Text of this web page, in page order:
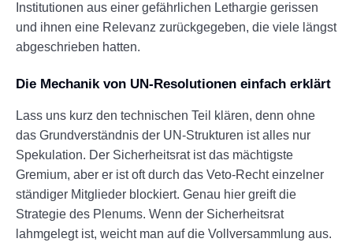
Institutionen aus einer gefährlichen Lethargie gerissen
und ihnen eine Relevanz zurückgegeben, die viele längst
abgeschrieben hatten.
Die Mechanik von UN-Resolutionen einfach erklärt
Lass uns kurz den technischen Teil klären, denn ohne
das Grundverständnis der UN-Strukturen ist alles nur
Spekulation. Der Sicherheitsrat ist das mächtigste
Gremium, aber er ist oft durch das Veto-Recht einzelner
ständiger Mitglieder blockiert. Genau hier greift die
Strategie des Plenums. Wenn der Sicherheitsrat
lahmgelegt ist, weicht man auf die Vollversammlung aus.